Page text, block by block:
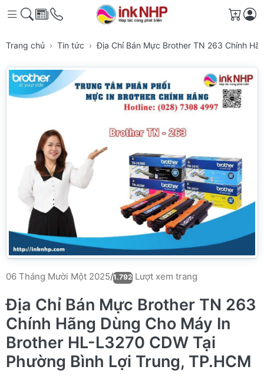
Giỏ
Trang chủ Tin tức Địa Chỉ Bán Mực Brother TN 263 Chính
06 Tháng Mười Một 2025/1.792 Lượt xem trang
Địa Chỉ Bán Mực Brother TN 263
Chính Hãng Dùng Cho Máy In
Brother HL-L3270 CDW Tại
Phường Bình Lợi Trung, TP.HCM